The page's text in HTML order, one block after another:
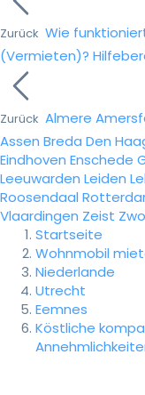
Zurück Wie
(Vermieten)?
Zurück Almere
Assen Breda Den
Eindhoven Enschede
Leeuwarden Leiden
Roosendaal
Vlaardingen Zeist
Startseite
Wohnmobil
Niederlande
Utrecht
Eemnes
Köstliche